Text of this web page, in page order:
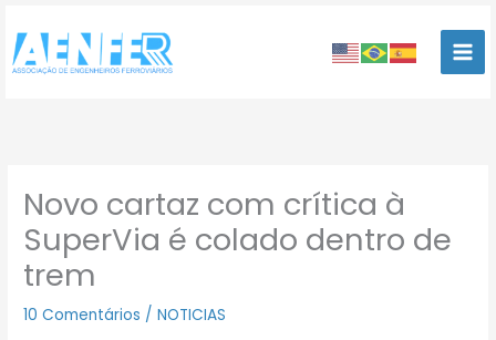
para
conteúdo
Novo cartaz com crítica à
SuperVia é colado dentro de
trem
10 Comentários /NOTICIAS